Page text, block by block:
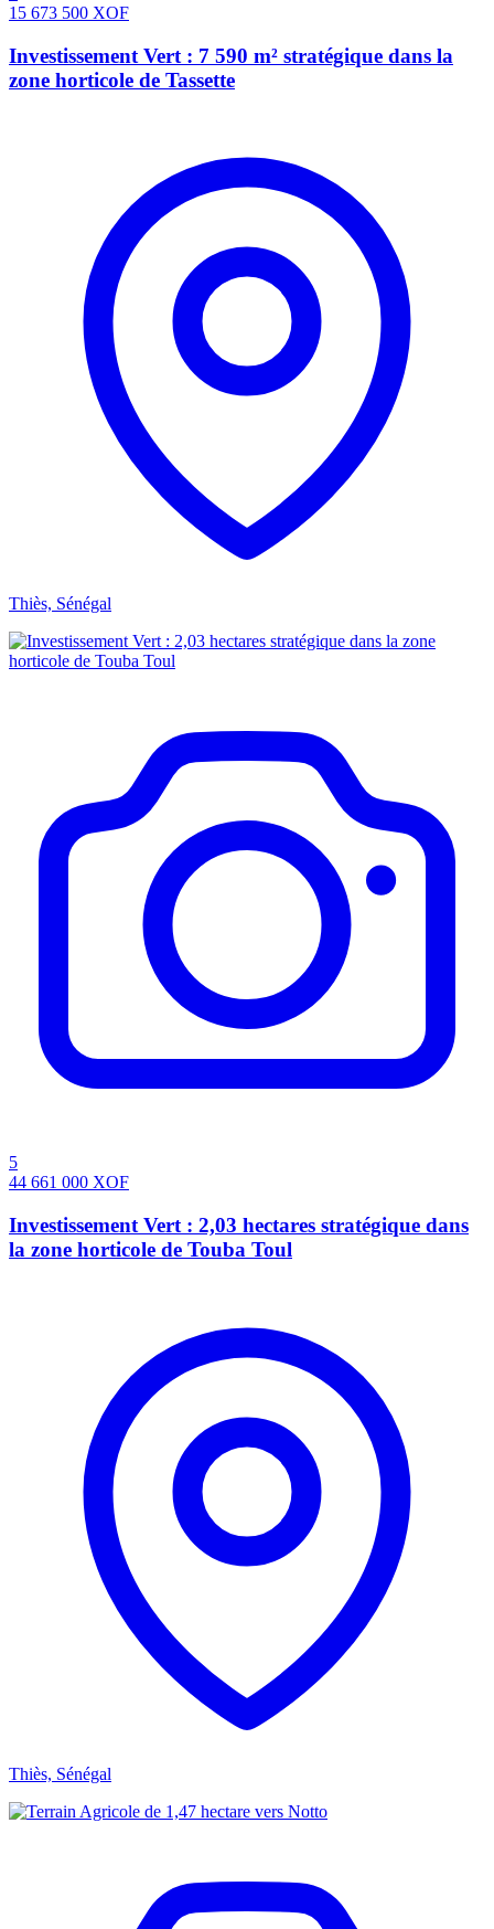
15 673 500 XOF
Investissement Vert : 7 590 m² stratégique dans la
zone horticole de Tassette
Thiès, Sénégal
5
44 661 000 XOF
Investissement Vert : 2,03 hectares stratégique dans
la zone horticole de Touba Toul
Thiès, Sénégal